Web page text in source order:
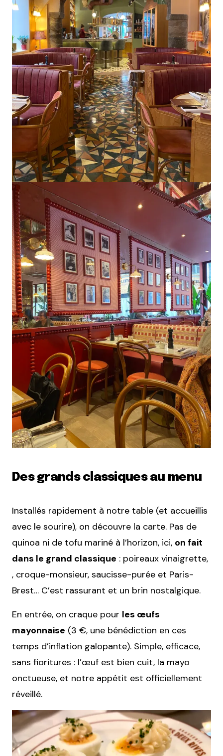
Des grands classiques au menu
Installés rapidement à notre table (et accueillis
avec le sourire), on découvre la carte. Pas de
quinoa ni de tofu mariné à l’horizon, ici, on fait
dans le grand classique : poireaux vinaigrette,
, croque-monsieur, saucisse-purée et Paris-
Brest… C’est rassurant et un brin nostalgique.
En entrée, on craque pour les œufs
mayonnaise (3 €, une bénédiction en ces
temps d’inflation galopante). Simple, efficace,
sans fioritures : l’œuf est bien cuit, la mayo
onctueuse, et notre appétit est officiellement
réveillé.